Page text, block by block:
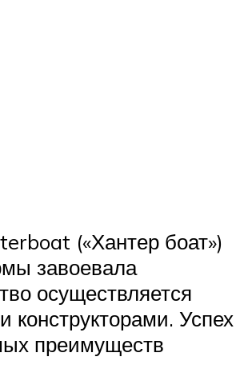
(«Хантер боат»)
завоевала
осуществляется
Успех
преимуществ